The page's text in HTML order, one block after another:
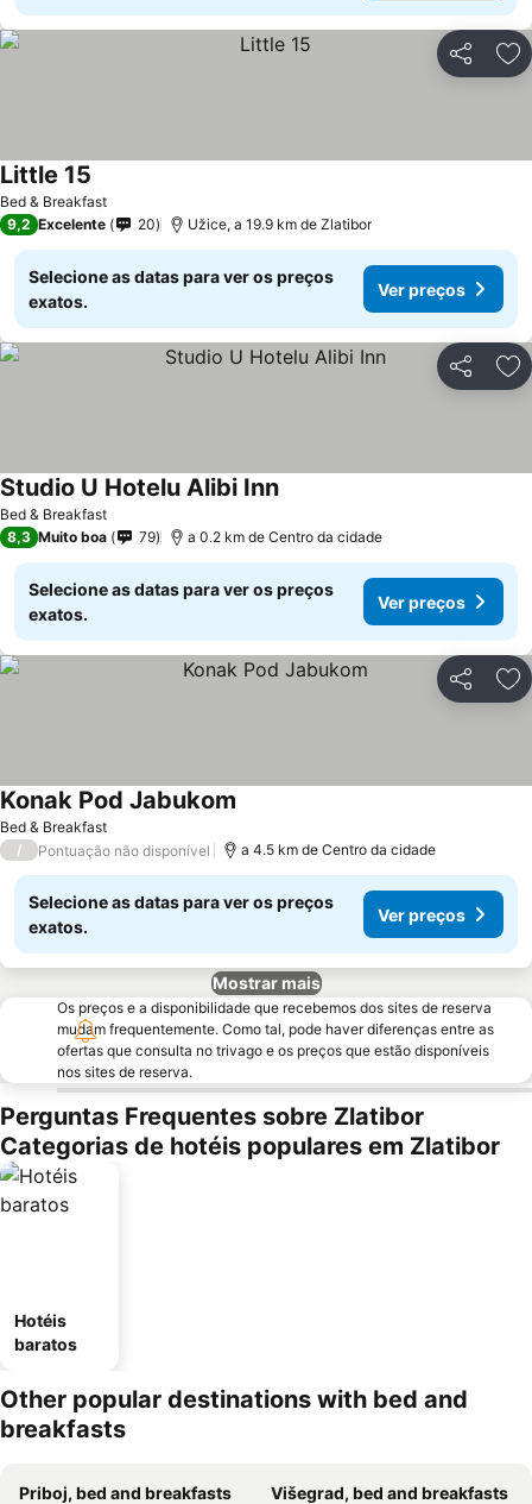
Partilhar
Bed & Breakfast
Little 15
9,2 Excelente 20 Užice, a 19.9 km de Zlatibor
Selecione as datas para ver os preços
exatos.
Ver preços
Partilhar
Bed & Breakfast
Studio U Hotelu Alibi InnVer preços
8,3 Muito boa 79 a 0.2 km de Centro da cidade
Selecione as datas para ver os preços
exatos.
Ver preços
Partilhar
Bed & Breakfast
Konak Pod Jabukom
/ Pontuação não disponível a 4.5 km de Centro da cidade
Selecione as datas para ver os preços
exatos.
Ver preços
Mostrar mais
Os preços e a disponibilidade que recebemos dos sites de reserva
mudam frequentemente. Como tal, pode haver diferenças entre as
ofertas que consulta no trivago e os preços que estão disponíveis
nos sites de reserva.
Perguntas Frequentes sobre Zlatibor
Categorias de hotéis populares em Zlatibor
Hotéis
baratos
Other popular destinations with bed and
breakfasts
Priboj, bed and breakfasts
Višegrad, bed and breakfasts